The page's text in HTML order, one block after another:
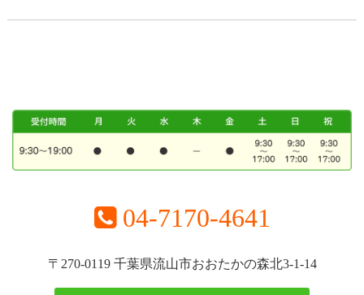
04-7170-4641
〒270-0119 千葉県流山市おおたかの森北3-1-14